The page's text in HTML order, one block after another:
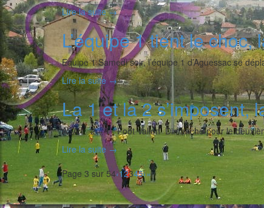
Lire la suite→
L’équipe 1 tient le
Equipe 1 Samedi soir, l’équipe 1 d’Aguessac se
Lire la suite→
La 1 et la 2 s’imposent,
ASA I 2 – 1 Foot Vallon Dimanche pour le
Lire la suite →
Page 3 sur 54‹12345›»